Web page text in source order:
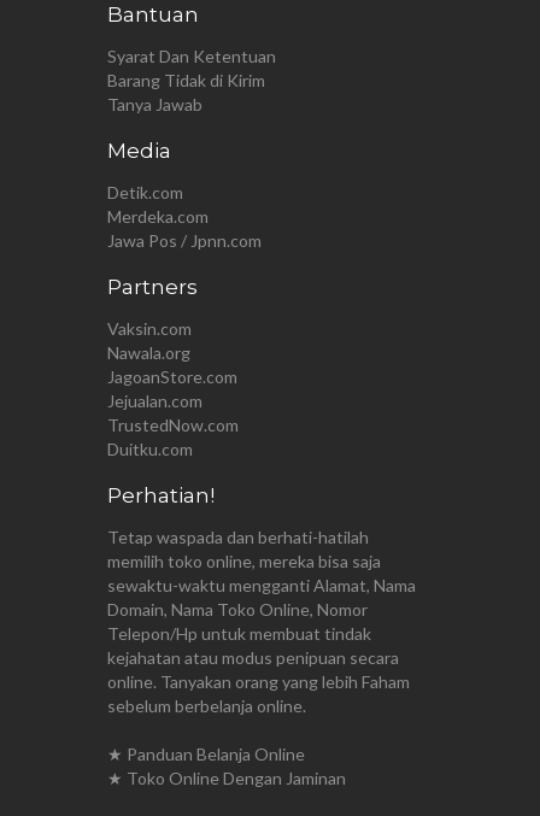
Bantuan
Syarat Dan Ketentuan
Barang Tidak di Kirim
Tanya Jawab
Media
Detik.com
Merdeka.com
Jawa Pos / Jpnn.com
Partners
Vaksin.com
Nawala.org
JagoanStore.com
Jejualan.com
TrustedNow.com
Duitku.com
Perhatian!
Tetap waspada dan berhati-hatilah
memilih toko online, mereka bisa saja
sewaktu-waktu mengganti Alamat, Nama
Domain, Nama Toko Online, Nomor
Telepon/Hp untuk membuat tindak
kejahatan atau modus penipuan secara
online. Tanyakan orang yang lebih Faham
sebelum berbelanja online.
★ Panduan Belanja Online
★ Toko Online Dengan Jaminan